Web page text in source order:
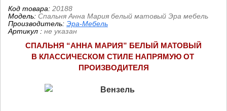
Код товара: 20188
Модель: Спальня Анна Мария белый матовый Эра мебель
Производитель: Эра-Мебель
Артикул : не указан
СПАЛЬНЯ “АННА МАРИЯ” БЕЛЫЙ МАТОВЫЙ
В КЛАССИЧЕСКОМ СТИЛЕ НАПРЯМУЮ ОТ
ПРОИЗВОДИТЕЛЯ